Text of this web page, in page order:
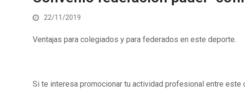
22/11/2019
Ventajas para colegiados y para federados en este deporte.
Si te interesa promocionar tu actividad profesional entre